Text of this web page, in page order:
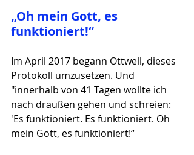
„Oh mein Gott, es
funktioniert!“
Im April 2017 begann Ottwell, dieses
Protokoll umzusetzen. Und
"innerhalb von 41 Tagen wollte ich
nach draußen gehen und schreien:
'Es funktioniert. Es funktioniert. Oh
mein Gott, es funktioniert!“